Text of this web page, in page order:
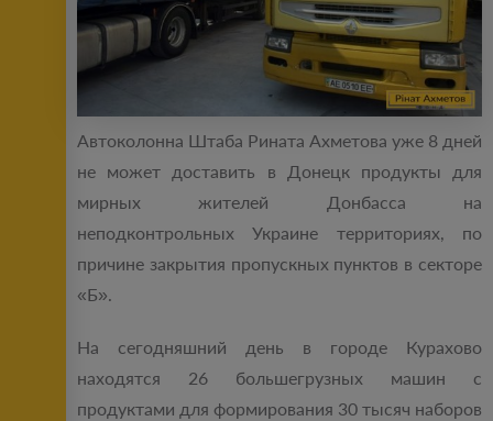
Автоколонна Штаба Рината Ахметова уже 8 дней
не может доставить в Донецк продукты для
мирных жителей Донбасса на
неподконтрольных Украине территориях, по
причине закрытия пропускных пунктов в секторе
«Б».
На сегодняшний день в городе Курахово
находятся 26 большегрузных машин с
продуктами для формирования 30 тысяч наборов